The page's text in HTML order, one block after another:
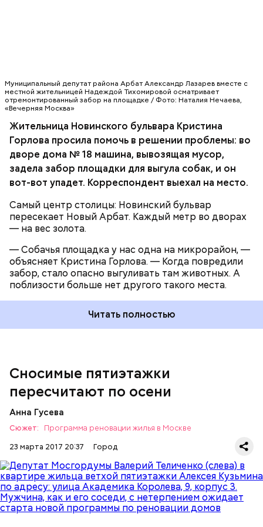
Муниципальный депутат района Арбат Александр Лазарев вместе с
местной жительницей Надеждой Тихомировой осматривает
отремонтированный забор на площадке / Фото: Наталия Нечаева,
«Вечерняя Москва»
Жительница Новинского бульвара Кристина
Горлова просила помочь в решении проблемы: во
дворе дома № 18 машина, вывозящая мусор,
задела забор площадки для выгула собак, и он
вот-вот упадет. Корреспондент выехал на место.
Самый центр столицы: Новинский бульвар
пересекает Новый Арбат. Каждый метр во дворах
— на вес золота.
— Собачья площадка у нас одна на микрорайон, —
объясняет Кристина Горлова. — Когда повредили
забор, стало опасно выгуливать там животных. А
поблизости больше нет другого такого места.
Читать полностью
РЕВИЗОР
Сносимые пятиэтажки
пересчитают по осени
Анна Гусева
Сюжет:
Программа реновации жилья в Москве
23 марта 2017 20:37
Город
— Власти заинтересованы в том, чтобы найти
компромисс, — заметил Гончар.
Кроме того, московские единороссы попросили
депутатов Госдумы поддержать законопроекты
столичного парламента. Речь идет о введении
уголовной ответственности за нападение на
медработников, об ограничении потребления
вейпов, розничной продажи алкоголя и
алкоэнергетиков, а также об увеличении штрафа за
— Принятия этих законов ждут не только
москвичи, но и жители других регионов России, —
заявил секретарь Московского городского
отделения партии «Единая Россия», заместитель
председателя Мосгордумы Андрей Метельский.